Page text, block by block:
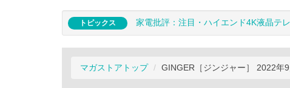
トピックス 家電批評：注目・ハイエンド4K液晶テ
マガストアトップ GINGER［ジンジャー］ 2022年